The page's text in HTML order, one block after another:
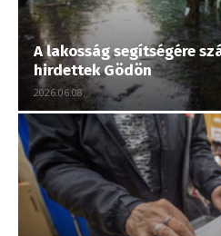
A lakosság segítségére
hirdettek Gödön
2026.06.08.